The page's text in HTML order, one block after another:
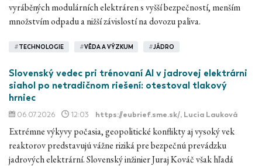
vyráběných modulárních elektráren s vyšší bezpečností, menším
množstvím odpadu a nižší závislostí na dovozu paliva.
#TECHNOLOGIE #VĚDA A VÝZKUM #JÁDRO
Slovenský vedec pri trénovaní AI v jadrovej elektrárni
siahol po netradičnom riešení: otestoval tlakový
hrniec
06.07.2026 12:03 https://eubrief.sme.sk/, Lucia Lauková
Extrémne výkyvy počasia, geopolitické konflikty aj vysoký vek
reaktorov predstavujú vážne riziká pre bezpečnú prevádzku
jadrových elektrární. Slovenský inžinier Juraj Kováč však hľadá